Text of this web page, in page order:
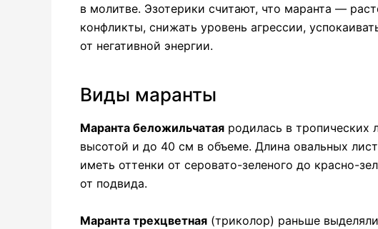
в молитве. Эзотерики считают, что маранта —
конфликты, снижать уровень агрессии,
от негативной энергии.
Виды маранты
Маранта беложильчатая родилась в тропических
высотой и до 40 см в объеме. Длина овальных
иметь оттенки от серовато-зеленого до красно-
от подвида.
Маранта трехцветная (триколор) раньше